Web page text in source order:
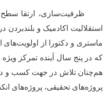
ظرفیت‌سازی، ارتقا سطح
استقلالیت اکادمیک و
ماستری و دکتورا از اولویت‌‌های
که در پنج‌ سال آینده تمرکز
هم‌چنان تلاش در جهت کسب و
پروژه‌های تحقیقی، پروژه‌های